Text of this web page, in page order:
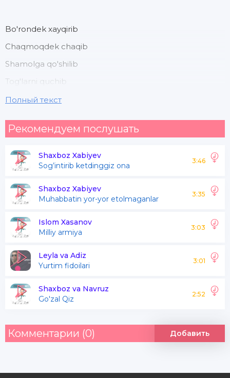
Bo'rondek xayqirib
Chaqmoqdek chaqib
Shamolga qo'shilib
Tog'larni quchib
Keldik dunyoga
Jon bilan or bilan
Qasamyod etib
Biz faqat Vatan deb
Keldik dunyoga
Jon bilan or bilan
Qasamyod etib
Milliy gvardiyam
Milliy gvardiyam
Tinchlikka posbon
Полный текст
Рекомендуем послушать
Shaxboz Xabiyev
Sog’intirib ketdinggiz ona
3:46
Shaxboz Xabiyev
Muhabbatin yor-yor etolmaganlar
3:35
Islom Xasanov
Milliy armiya
3:03
Leyla va Adiz
Yurtim fidoilari
3:01
Shaxboz va Navruz
Go'zal Qiz
2:52
Комментарии (0) Добавить